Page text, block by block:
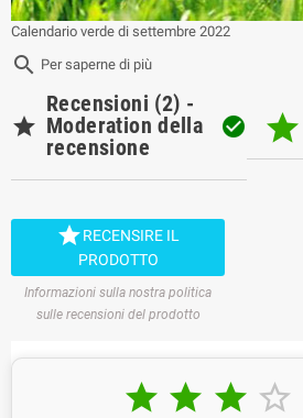
Calendario verde di settembre 2022
search Per saperne di più

Recensioni (2) -
Moderation della
recensione
 
RECENSIRE IL
PRODOTTO
Informazioni sulla nostra politica
sulle recensioni del prodotto
   